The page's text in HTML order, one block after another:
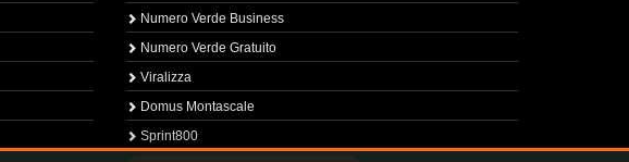
Numero Verde Business
Numero Verde Gratuito
Viralizza
Domus Montascale
Sprint800